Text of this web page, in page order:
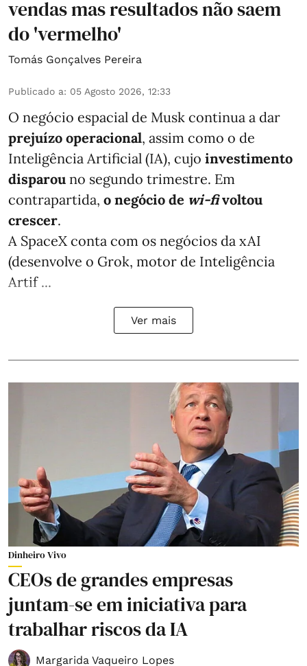
vendas mas resultados não saem
do 'vermelho'
Tomás Gonçalves Pereira
Publicado a: 05 Agosto 2026, 12:33
O negócio espacial de Musk continua a dar
prejuízo operacional, assim como o de
Inteligência Artificial (IA), cujo investimento
disparou no segundo trimestre. Em
contrapartida, o negócio de wi-fivoltou
crescer.
A SpaceX conta com os negócios da xAI
(desenvolve o Grok, motor de Inteligência
Artif ...
Ver mais
Dinheiro Vivo
CEOs de grandes empresas
juntam-se em iniciativa para
trabalhar riscos da IA
Margarida Vaqueiro Lopes